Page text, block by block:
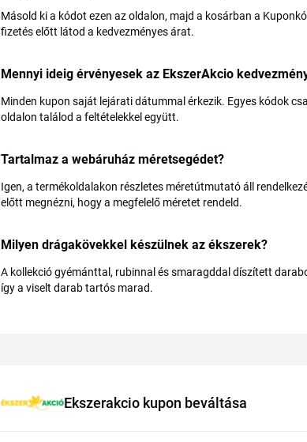
Másold ki a kódot ezen az oldalon, majd a kosárban a
fizetés előtt látod a kedvezményes árat.
Mennyi ideig érvényesek az EkszerAkcio
Minden kupon saját lejárati dátummal érkezik. Egyes kódok
oldalon találod a feltételekkel együtt.
Tartalmaz a webáruház méretsegédet?
Igen, a termékoldalakon részletes méretútmutató áll
előtt megnézni, hogy a megfelelő méretet rendeld.
Milyen drágakövekkel készülnek az ékszerek?
A kollekció gyémánttal, rubinnal és smaragddal díszített
így a viselt darab tartós marad.
Ekszerakcio kupon beváltása